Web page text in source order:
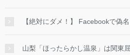
【絶対にダメ！】 Facebookで偽
山梨「ほったらかし温泉」は関東